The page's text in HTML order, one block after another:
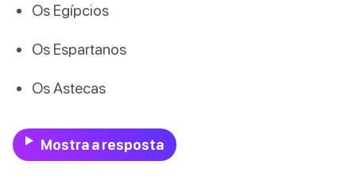
Os Egípcios
Os Espartanos
Os Astecas
Mostra a resposta